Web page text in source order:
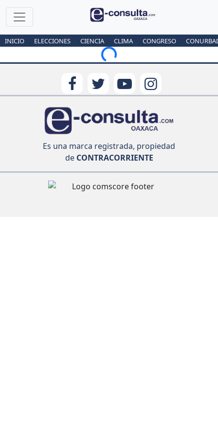
INICIO ELECCIONES CIENCIA CLIMA CONGRESO
Loading...
Es una marca registrada, propiedad
deCONTRACORRIENTE